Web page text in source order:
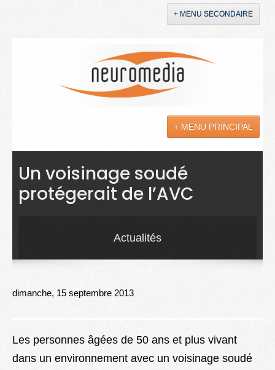
+ MENU SECONDAIRE
+ MENU PRINCIPAL
Actualités
Sciences
Droit
Lexique
Un voisinage soudé
protégerait de l’AVC
Actualités
dimanche, 15 septembre 2013
Les personnes âgées de 50 ans et plus vivant
dans un environnement avec un voisinage soudé